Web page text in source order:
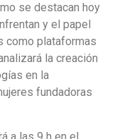
se destacan hoy
y el papel
como plataformas
la creación
en la
fundadoras